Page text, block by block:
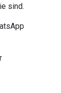
sind.